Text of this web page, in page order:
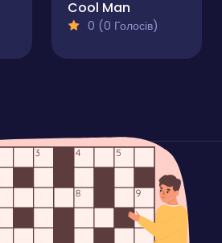
Cool Man
0 (0 Голосів)